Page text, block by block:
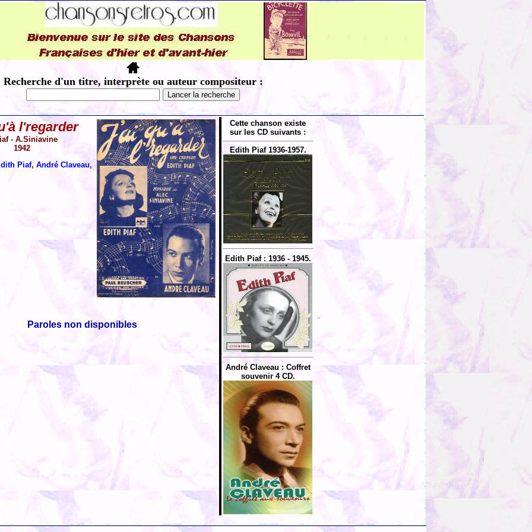
Recherche d'un titre, interprète ou auteur compositeur :
l'regarder
- A.Siniavine
1942
Piaf, André Claveau,
Paroles non disponibles
Cette chanson existe
sur les CD suivants :
Edith Piaf 1936-1957.
Edith Piaf : 1936 - 1945.
André Claveau : Coffret
souvenir 4 CD.